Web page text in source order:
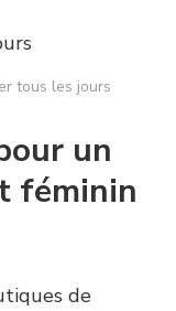
tous les jours
un
féminin
de